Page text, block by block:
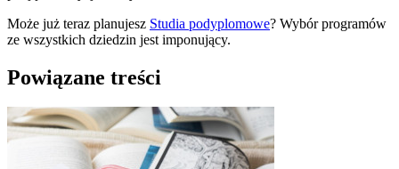
Może już teraz planujesz Studia podyplomowe? Wybór programów
ze wszystkich dziedzin jest imponujący.
Powiązane treści